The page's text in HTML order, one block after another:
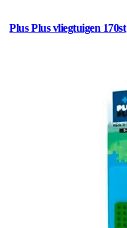
Plus Plus vliegtuigen 170st